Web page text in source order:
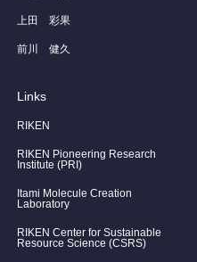
上田 彩果
前川 健久
Links
RIKEN
RIKEN Pioneering Research
Institute (PRI)
Itami Molecule Creation
Laboratory
RIKEN Center for Sustainable
Resource Science (CSRS)